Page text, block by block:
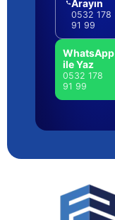
Arayın
0532 178
91 99
WhatsApp
ile Yaz
0532 178
91 99